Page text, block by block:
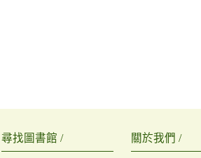
尋找圖書館 / 關於我們 /